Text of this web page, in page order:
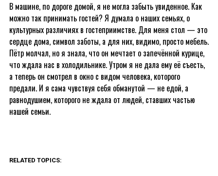
В машине, по дороге домой, я не могла забыть увиденное. Как
можно так принимать гостей? Я думала о наших семьях, о
культурных различиях в гостеприимстве. Для меня стол — это
сердце дома, символ заботы, а для них, видимо, просто мебель.
Пётр молчал, но я знала, что он мечтает о запечённой курице,
что ждала нас в холодильнике. Утром я не дала ему её съесть,
а теперь он смотрел в окно с видом человека, которого
предали. И я сама чувствуя себя обманутой — не едой, а
равнодушием, которого не ждала от людей, ставших частью
нашей семьи.
RELATED TOPICS: